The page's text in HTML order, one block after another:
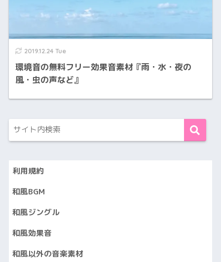
2019.12.24 Tue
環境音の無料フリー効果音素材『雨・水・夜の
風・虫の声など』
利用規約
和風BGM
和風ジングル
和風効果音
和風以外の音楽素材